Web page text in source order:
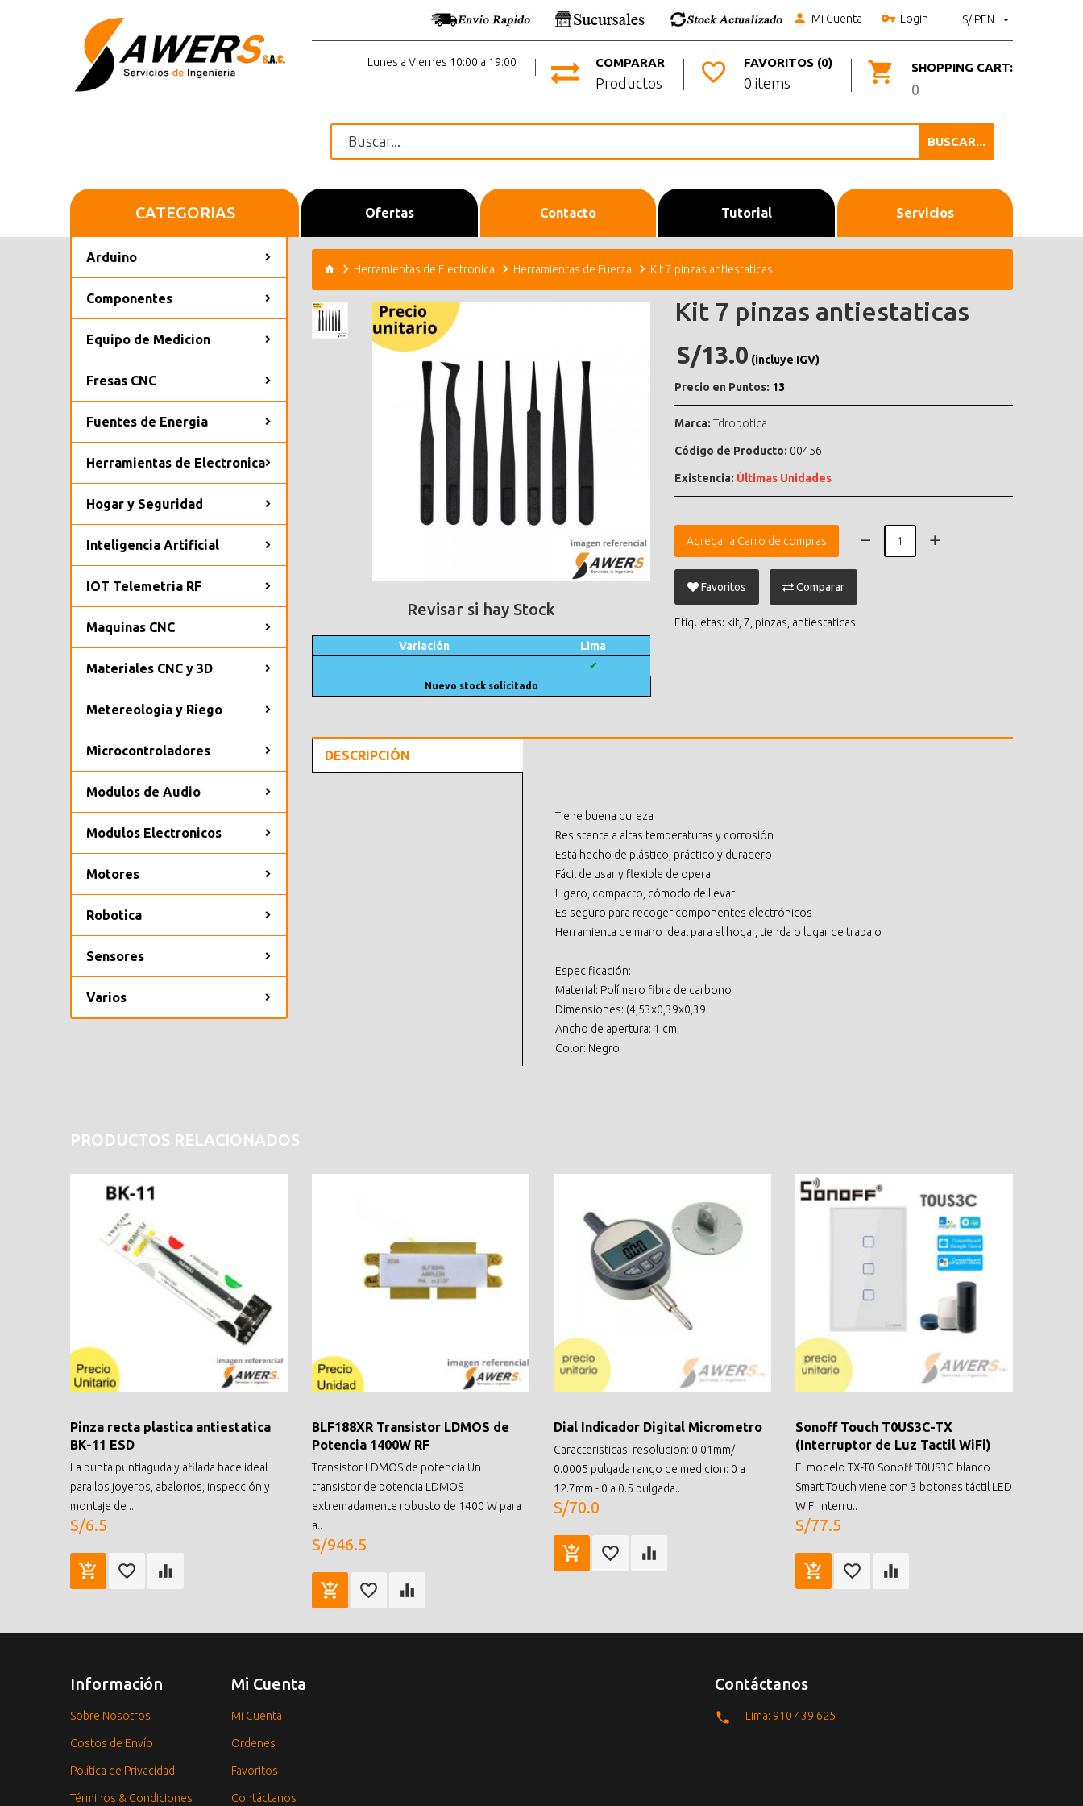
S/ PEN
Mi Cuenta Login
SHOPPING CART:
0
FAVORITOS (0)
0 items
COMPARAR
Productos
Lunes a Viernes 10:00 a 19:00
BUSCAR...
Inicio Ofertas Contacto Tutorial Servicios
CATEGORIAS
Arduino
Componentes
Equipo de Medicion
Fresas CNC
Fuentes de Energia
Herramientas de Electronica
Hogar y Seguridad
Inteligencia Artificial
IOT Telemetria RF
Maquinas CNC
Materiales CNC y 3D
Metereologia y Riego
Microcontroladores
Modulos de Audio
Modulos Electronicos
Motores
Robotica
Sensores
Varios
Herramientas de Electronica Herramientas de Fuerza Kit 7 pinzas antiestaticas
Revisar si hay Stock
Variación Lima
✔
Nuevo stock solicitado
Kit 7 pinzas antiestaticas
S/13.0 (incluye IGV)
Precio en Puntos: 13
Marca: Tdrobotica
Código de Producto: 00456
Existencia: Últimas Unidades
Agregar a Carro de compras
Favoritos Comparar
Etiquetas: kit 7 pinzas antiestaticas
DESCRIPCIÓN
Tiene buena dureza
Resistente a altas temperaturas y corrosión
Está hecho de plástico, práctico y duradero
Fácil de usar y flexible de operar
Ligero, compacto, cómodo de llevar
Es seguro para recoger componentes electrónicos
Herramienta de mano Ideal para el hogar, tienda o lugar de trabajo
Especificación:
Material: Polímero fibra de carbono
Dimensiones: (4,53x0,39x0,39
Ancho de apertura: 1 cm
Color: Negro
PRODUCTOS RELACIONADOS
Pinza recta plastica antiestatica
BK-11 ESD
La punta puntiaguda y afilada hace ideal
para los joyeros, abalorios, inspección y
montaje de ..
S/6.5
BLF188XR Transistor LDMOS de
Potencia 1400W RF
Transistor LDMOS de potencia Un
transistor de potencia LDMOS
extremadamente robusto de 1400 W para
a..
S/946.5
Dial Indicador Digital Micrometro
Caracteristicas: resolucion: 0.01mm/
0.0005 pulgada rango de medicion: 0 a
12.7mm - 0 a 0.5 pulgada..
S/70.0
Sonoff Touch T0US3C-TX
(Interruptor de Luz Tactil WiFi)
El modelo TX-T0 Sonoff T0US3C blanco
Smart Touch viene con 3 botones táctil LED
WiFi interru..
S/77.5
Información
Sobre Nosotros
Costos de Envío
Política de Privacidad
Términos & Condiciones
Mi Cuenta
Mi Cuenta
Ordenes
Favoritos
Contáctanos
Contáctanos
Lima: 910 439 625